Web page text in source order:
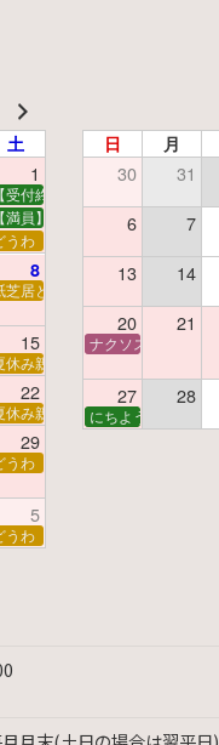
土
1
【受付終了】親子で挑戦！調べ学
【満員】夏休み読書感想文教室
うわ
8
休み科学あそび教室
芝居と折り紙
15
シアター
休み親子で楽しむおはなしと映画
22
休み親子で楽しむおはなしと映画
29
うわ
5
うわ
日 月
30 31
6 7
13 14
20 21
ナクソス音楽会 第
27 28
にちようえほん